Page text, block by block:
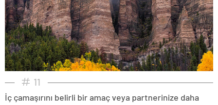
11
İç çamaşırını belirli bir amaç veya partnerinize daha